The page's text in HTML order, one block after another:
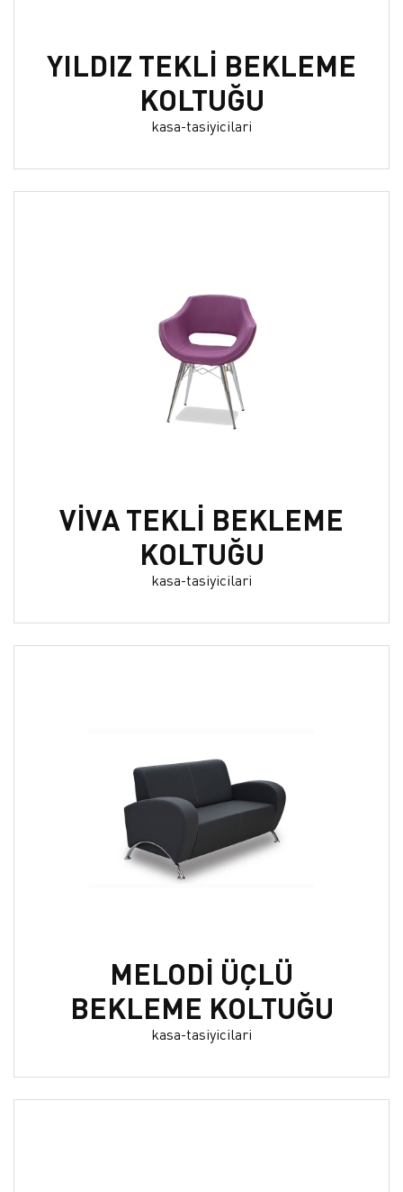
YILDIZ TEKLİ BEKLEME
KOLTUĞU
kasa-tasiyicilari
VİVA TEKLİ BEKLEME
KOLTUĞU
kasa-tasiyicilari
MELODİ ÜÇLÜ
BEKLEME KOLTUĞU
kasa-tasiyicilari